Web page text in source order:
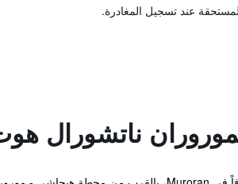
عند تسجيل المغادرة.
ناتشورال